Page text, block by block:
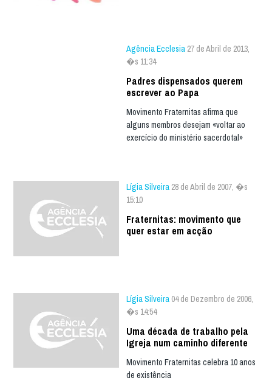
Agência Ecclesia 27 de Abril de 2013,
�s 11:34
Padres dispensados querem
escrever ao Papa
Movimento Fraternitas afirma que
alguns membros desejam «voltar ao
exercício do ministério sacerdotal»
Lígia Silveira 28 de Abril de 2007, �s
15:10
Fraternitas: movimento que
quer estar em acção
Lígia Silveira 04 de Dezembro de 2006,
�s 14:54
Uma década de trabalho pela
Igreja num caminho diferente
Movimento Fraternitas celebra 10 anos
de existência